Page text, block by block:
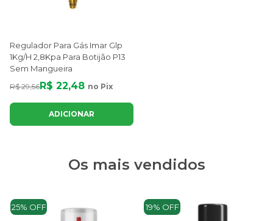
Regulador Para Gás Imar Glp
1Kg/H 2,8Kpa Para Botijão P13
Sem Mangueira
R$ 29,56R$ 22,48 no Pix
ADICIONAR
Os mais vendidos
25% OFF 19% OFF